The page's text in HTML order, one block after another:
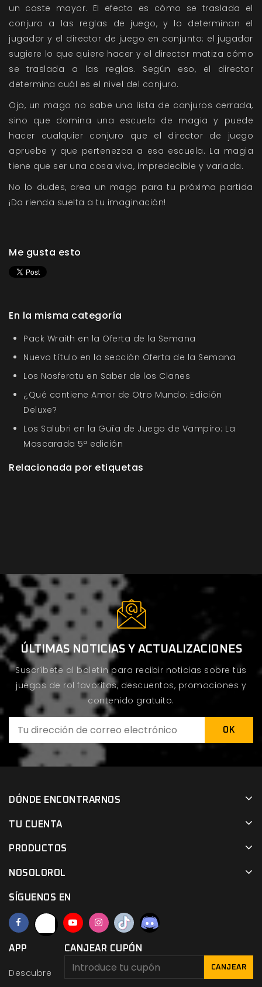
un coste mayor. El efecto es cómo se traslada el
conjuro a las reglas de juego, y lo determinan el
jugador y el director de juego en conjunto: el jugador
sugiere lo que quiere hacer y el director matiza cómo
se traslada a las reglas. Según eso, el director
determina cuál es el nivel del conjuro.
Ojo, un mago no sabe una lista de conjuros cerrada,
sino que domina una escuela de magia y puede
hacer cualquier conjuro que el director de juego
apruebe y que pertenezca a esa escuela. La magia
tiene que ser una cosa viva, impredecible y variada.
No lo dudes, crea un mago para tu próxima partida
¡Da rienda suelta a tu imaginación!
Me gusta esto
En la misma categoría
Pack Wraith en la Oferta de la Semana
Nuevo título en la sección Oferta de la Semana
Los Nosferatu en Saber de los Clanes
¿Qué contiene Amor de Otro Mundo: Edición
Deluxe?
Los Salubri en la Guía de Juego de Vampiro: La
Mascarada 5ª edición
Relacionada por etiquetas
ÚLTIMAS NOTICIAS Y ACTUALIZACIONES
Suscríbete al boletín para recibir noticias sobre tus
juegos de rol favoritos, descuentos, promociones y
contenido gratuito.
DÓNDE ENCONTRARNOS
TU CUENTA
PRODUCTOS
NOSOLOROL
SÍGUENOS EN
APP
Descubre
CANJEAR CUPÓN
CANJEAR